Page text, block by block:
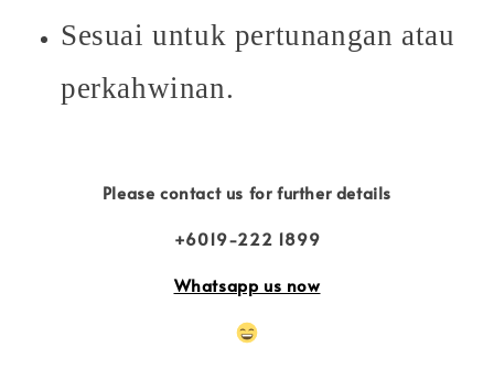
Sesuai untuk pertunangan atau
perkahwinan.
Please contact us for further details
+6019-222 1899
Whatsapp us now